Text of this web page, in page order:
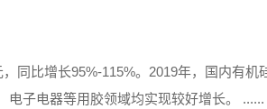
同比增长95%-115%。2019年，国内有机
子电器等用胶领域均实现较好增长。 ......